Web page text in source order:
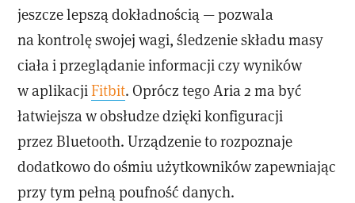
jeszcze lepszą dokładnością — pozwala
na kontrolę swojej wagi, śledzenie składu masy
ciała i przeglądanie informacji czy wyników
w aplikacjiFitbit. Oprócz tego Aria 2 ma być
łatwiejsza w obsłudze dzięki konfiguracji
przez Bluetooth. Urządzenie to rozpoznaje
dodatkowo do ośmiu użytkowników zapewniając
przy tym pełną poufność danych.